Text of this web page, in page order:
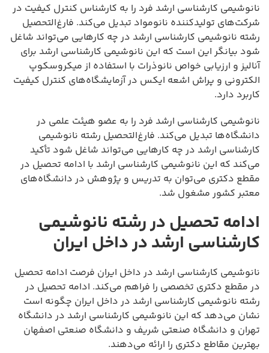
نانوشیمی کارشناسی ارشد فرد را به کارشناس کنترل کیفیت در
شرکت‌های تولیدکننده نانومواد تبدیل می‌کند. فارغ‌التحصیل
رشته نانوشیمی کارشناسی ارشد در چه کارهایی می‌تواند شاغل
شود بیانگر این است که این نانوشیمی کارشناسی ارشد برای
آنالیز و ارزیابی خواص نانوذرات با استفاده از میکروسکوپ
الکترونی و پراش اشعه ایکس در آزمایشگاه‌های کنترل کیفیت
کاربرد دارد.
نانوشیمی کارشناسی ارشد فرد را به عضو هیئت علمی در
دانشگاه‌ها تبدیل می‌کند. فارغ‌التحصیل رشته نانوشیمی
کارشناسی ارشد در چه کارهایی می‌تواند شاغل شود تأکید
می‌کند که این نانوشیمی کارشناسی ارشد با ادامه تحصیل در
مقطع دکتری می‌توان به تدریس و پژوهش در دانشگاه‌های
معتبر کشور مشغول شد.
ادامه تحصیل در رشته نانوشیمی
کارشناسی ارشد در داخل ایران
نانوشیمی کارشناسی ارشد در داخل ایران فرصت ادامه تحصیل
در مقطع دکتری تخصصی را فراهم می‌کند. ادامه تحصیل در
رشته نانوشیمی کارشناسی ارشد در داخل ایران چگونه است
نشان می‌دهد که این نانوشیمی کارشناسی ارشد در دانشگاه
تهران و دانشگاه صنعتی شریف و دانشگاه صنعتی اصفهان
بهترین مقاطع دکتری را ارائه می‌دهند.